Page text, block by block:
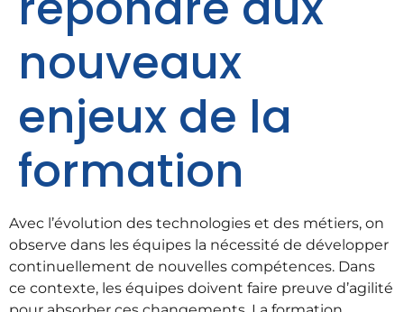
nouveaux
enjeux de la
formation
Avec l’évolution des technologies et des métiers, on
observe dans les équipes la nécessité de développer
continuellement de nouvelles compétences. Dans
ce contexte, les équipes doivent faire preuve d’agilité